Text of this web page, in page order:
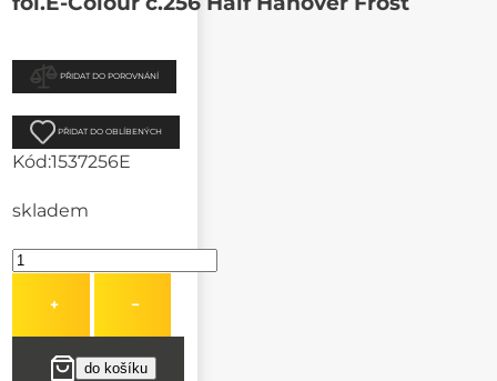
PŘIDAT DO POROVNÁNÍ
PŘIDAT DO OBLÍBENÝCH
Kód:1537256E
skladem
+ −